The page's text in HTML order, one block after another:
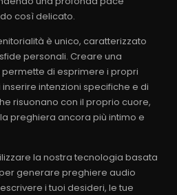
così delicato.
è unico, caratterizzato
personali. Creare una
di esprimere i propri
intenzioni specifiche e di
risuonano con il proprio cuore,
preghiera ancora più intimo e
la nostra tecnologia basata
generare preghiere audio
i tuoi desideri, le tue